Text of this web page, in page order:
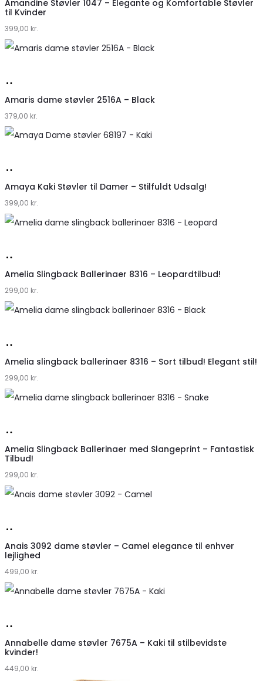
Amandine Støvler 1047 – Elegante og Komfortable Støvler
til Kvinder
399,00 kr.
hos
Klædeskabet.dk
Amaris dame støvler 2516A – Black
379,00 kr.
hos
Klædeskabet.dk
Amaya Kaki Støvler til Damer – Stilfuldt Udsalg!
399,00 kr.
hos
Klædeskabet.dk
Amelia Slingback Ballerinaer 8316 – Leopardtilbud!
299,00 kr.
hos
Klædeskabet.dk
Amelia slingback ballerinaer 8316 – Sort tilbud! Elegant stil!
299,00 kr.
hos
Amelia Slingback Ballerinaer med Slangeprint – Fantastisk
Tilbud!
299,00 kr.
hos
Klædeskabet.dk
Anais 3092 dame støvler – Camel elegance til enhver
lejlighed
499,00 kr.
hos
Annabelle dame støvler 7675A – Kaki til stilbevidste
kvinder!
449,00 kr.